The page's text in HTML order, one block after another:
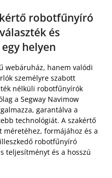
robotfűnyíró
és
helyen
webáruház, hanem valódi
személyre szabott
nélküli robotfűnyírók
a Segway Navimow
garantálva a
technológiát. A szakértő
méretéhez, formájához és a
robotfűnyíró
teljesítményt és a hosszú